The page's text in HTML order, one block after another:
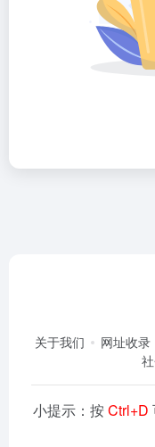
关于我们 网址收录
小提示：按Ctrl+D